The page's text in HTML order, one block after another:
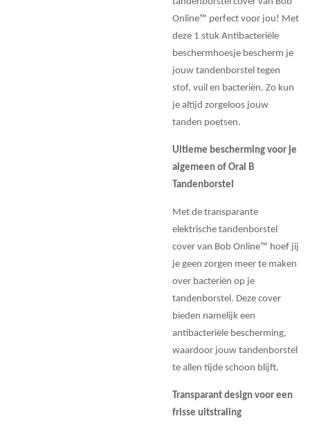
Online™ perfect voor jou! Met
deze 1 stuk Antibacteriële
beschermhoesje bescherm je
jouw tandenborstel tegen
stof, vuil en bacteriën. Zo kun
je altijd zorgeloos jouw
tanden poetsen.
Ultieme bescherming voor je
algemeen of Oral B
Tandenborstel
Met de transparante
elektrische tandenborstel
cover van Bob Online™ hoef jij
je geen zorgen meer te maken
over bacteriën op je
tandenborstel. Deze cover
bieden namelijk een
antibacteriële bescherming,
waardoor jouw tandenborstel
te allen tijde schoon blijft.
Transparant design voor een
frisse uitstraling